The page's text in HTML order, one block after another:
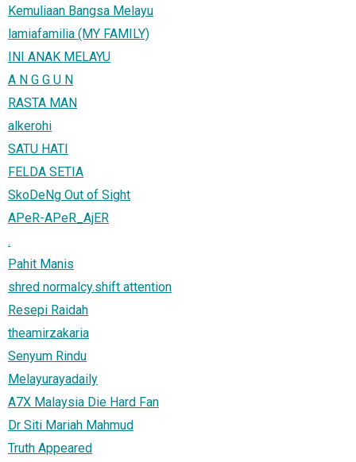
Kemuliaan Bangsa Melayu
lamiafamilia (MY FAMILY)
INI ANAK MELAYU
A N G G U N
RASTA MAN
alkerohi
SATU HATI
FELDA SETIA
SkoDeNg Out of Sight
APeR-APeR_AjER
.
Pahit Manis
shred normalcy.shift attention
Resepi Raidah
theamirzakaria
Senyum Rindu
Melayurayadaily
A7X Malaysia Die Hard Fan
Dr Siti Mariah Mahmud
Truth Appeared